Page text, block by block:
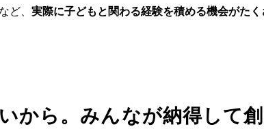
、 実際に子どもと関わる経験を積める機会がたく
から。みんなが納得して